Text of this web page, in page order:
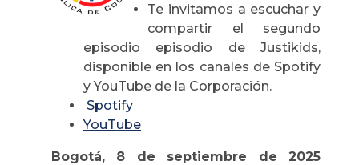
Te invitamos a escuchar y
compartir el segundo
episodio episodio de Justikids,
disponible en los canales de Spotify
y YouTube de la Corporación.
Spotify
YouTube
Bogotá, 8 de septiembre de 2025